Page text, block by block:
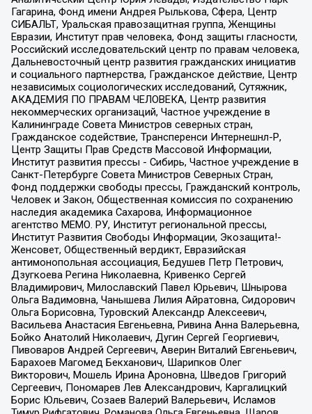
Гагарина, Фонд имени Андрея Рылькова, Сфера, Центр
СИБАЛЬТ, Уральская правозащитная группа, Женщины
Евразии, Институт прав человека, Фонд защиты гласности,
Российский исследовательский центр по правам человека,
Дальневосточный центр развития гражданских инициатив
и социального партнерства, Гражданское действие, Центр
независимых социологических исследований, Сутяжник,
АКАДЕМИЯ ПО ПРАВАМ ЧЕЛОВЕКА, Центр развития
некоммерческих организаций, Частное учреждение в
Калининграде Совета Министров северных стран,
Гражданское содействие, Трансперенси Интернешнл-Р,
Центр Защиты Прав Средств Массовой Информации,
Институт развития прессы - Сибирь, Частное учреждение в
Санкт-Петербурге Совета Министров Северных Стран,
Фонд поддержки свободы прессы, Гражданский контроль,
Человек и Закон, Общественная комиссия по сохранению
наследия академика Сахарова, Информационное
агентство МЕМО. РУ, Институт региональной прессы,
Институт Развития Свободы Информации, Экозащита!-
Женсовет, Общественный вердикт, Евразийская
антимонопольная ассоциация, Бедушев Петр Петрович,
Дзугкоева Регина Николаевна, Кривенко Сергей
Владимирович, Милославский Павел Юрьевич, Шнырова
Ольга Вадимовна, Чанышева Лилия Айратовна, Сидорович
Ольга Борисовна, Туровский Александр Алексеевич,
Васильева Анастасия Евгеньевна, Ривина Анна Валерьевна,
Бойко Анатолий Николаевич, Дугин Сергей Георгиевич,
Пивоваров Андрей Сергеевич, Аверин Виталий Евгеньевич,
Барахоев Магомед Бекханович, Шарипков Олег
Викторович, Мошель Ирина Ароновна, Шведов Григорий
Сергеевич, Пономарев Лев Александрович, Каргалицкий
Борис Юльевич, Созаев Валерий Валерьевич, Исламов